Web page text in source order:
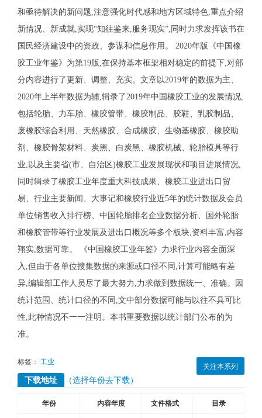
和亟待解决的新问题,注意强化时代感和地方区域特色,重点介绍
新情况、新成就,实现“知往鉴来,服务现实”,同时力求发挥该书在
国民经济建设中的资政、参谋和信息作用。 2020年版《中国橡
胶工业年鉴》为第19版,在保持基本框架相对稳定的前提下,对部
分内容进行了更新、调整、充实。文章以2019年的数据为主、
2020年上半年数据为辅,辑录了2019年中国橡胶工业的发展情况,
包括轮胎、力车胎、橡胶管带、橡胶制品、胶鞋、乳胶制品、
废橡胶综合利用、天然橡胶、合成橡胶、生物基橡胶、橡胶助
剂、橡胶骨架材料、炭黑、白炭黑、橡胶机械、轮胎模具等行
业,以及主要省(市、自治区)橡胶工业发展现状和项目进展情况,
同时辑录了橡胶工业年度重大科技成果、橡胶工业进出口贸
易、行业主要新闻、大事记和橡胶行业近5年的统计数据及会员
单位销售收入排行榜、中国轮胎排名企业数据分析、国外轮胎
和橡胶管带等行业发展及进出口概况等多个板块,资料丰富,内容
翔实,数据可靠。 《中国橡胶工业年鉴》力求行业内容全面深
入,但由于各单位搜集数据的来源或口径不同,计算可能略有差
异,编辑部工作人员尽了最大努力,力求做到数据统一、准确。因
统计范围、统计口径的不同,文中部分数据可能与以往不具可比
性,此种情况不一一注明。本书重要数据以统计部门公布的为
准。
关注本系列
标签： 工业
下载地址 （选择年份去下载）
年份 内容年度 文件格式 目录